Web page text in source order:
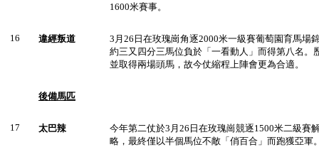
1600米賽事。
16 違經叛道
3月26日在玫瑰崗角逐2000米一級賽葡萄園育馬場
約三又四分三馬位負於「一看動人」而得第八名。
並取得兩場頭馬，故今仗縮程上陣會更為合適。
後備馬匹
17 太巴辣
今年第二仗於3月26日在玫瑰崗競逐1500米二級賽
略，最終僅以半個馬位不敵「俏百合」而跑獲亞軍